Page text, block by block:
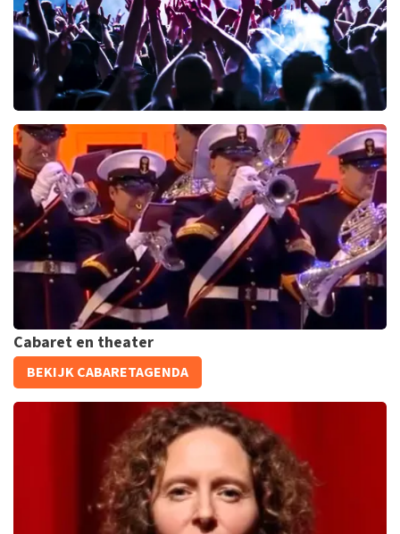
Megadeth
1reviews
KOOP TICKETS
De Nationale Taptoe
491+reviews
KOOP TICKETS
Cabaret en theater
BEKIJK CABARETAGENDA